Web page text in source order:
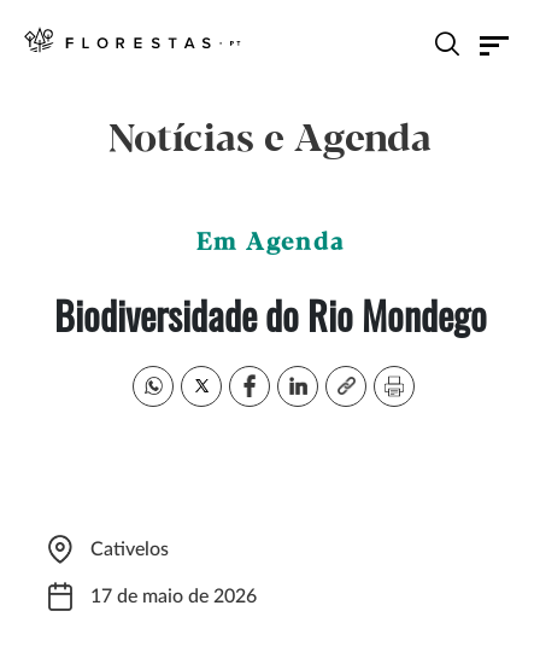
Notícias e Agenda
Em Agenda
Biodiversidade do Rio Mondego
Cativelos
17 de maio de 2026